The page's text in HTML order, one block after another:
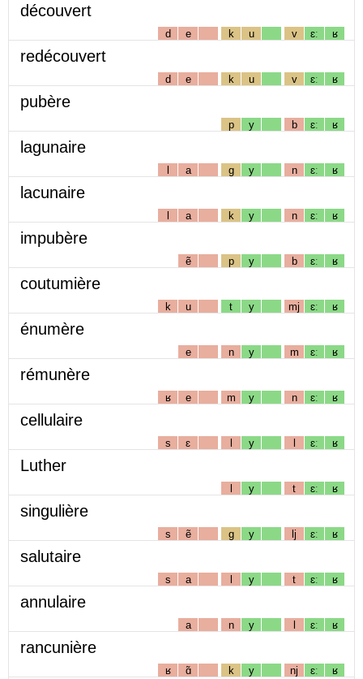
découvert
d e k u v ɛː ʁ
redécouvert
d e k u v ɛː ʁ
pubère
p y b ɛː ʁ
lagunaire
l a g y n ɛː ʁ
lacunaire
l a k y n ɛː ʁ
impubère
ẽ p y b ɛː ʁ
coutumière
k u t y mj ɛː ʁ
énumère
e n y m ɛː ʁ
rémunère
ʁ e m y n ɛː ʁ
cellulaire
s ɛ l y l ɛː ʁ
Luther
l y t ɛː ʁ
singulière
s ẽ g y lj ɛː ʁ
salutaire
s a l y t ɛː ʁ
annulaire
a n y l ɛː ʁ
rancunière
ʁ ɑ̃ k y nj ɛː ʁ